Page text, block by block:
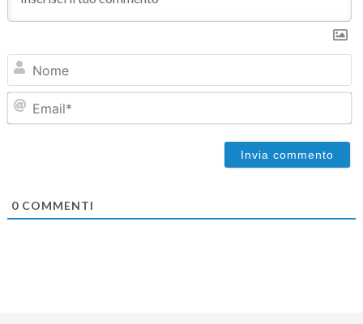
0COMMENTI